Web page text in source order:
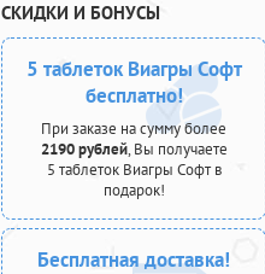
СКИДКИ И БОНУСЫ
5 таблеток Виагры Софт
бесплатно!
При заказе на сумму более
2190 рублей, Вы получаете
5 таблеток Виагры Софт в
подарок!
Бесплатная доставка!